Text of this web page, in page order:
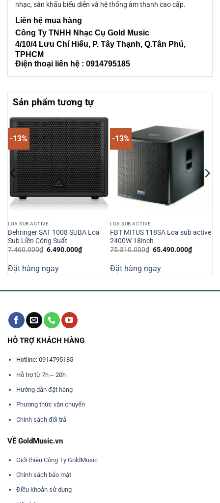
nhạc, sân khấu biểu diễn và hệ thống âm thanh cao cấp.
Liên hệ mua hàng
Công Ty TNHH Nhạc Cụ Gold Music
4/10/4 Lưu Chí Hiếu, P. Tây Thạnh, Q.Tân Phú,
TPHCM
Điện thoại liên hệ : 0914795185
Sản phẩm tương tự
-13%
LOA SUB ACTIVE
Behringer SAT 1008 SUBA Loa
Sub Liền Công Suất
7.460.000₫ Giá
7.460.000₫.
6.490.000₫Giá
hiện
6.490.000₫.
Đặt hàng ngay
-13%
LOA SUB ACTIVE
FBT MITUS 118SA Loa sub active
2400W 18inch
75.310.000₫ Giá
75.310.000₫.
65.490.000₫Giá
hiện
Đặt hàng ngay
HỖ TRỢ KHÁCH HÀNG
Hotline: 0914795185
Hỗ trợ từ 7h -- 20h
Hướng dẫn đặt hàng
Phương thức vận chuyển
Chính sách đổi trả
VỀ GoldMusic.vn
Giới thiệu Công Ty GoldMusic
Chính sách bảo mật
Điều khoản sử dụng